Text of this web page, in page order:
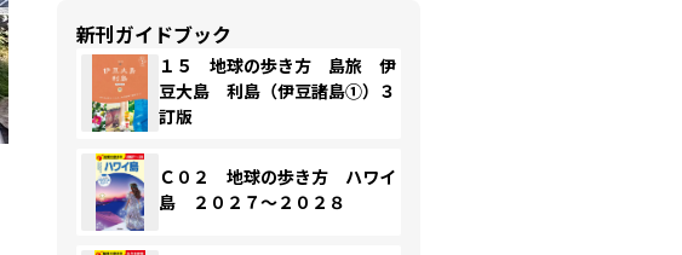
新刊ガイドブック
１５ 地球の歩き方 島旅 伊
豆大島 利島（伊豆諸島①）３
訂版
Ｃ０２ 地球の歩き方 ハワイ
島 ２０２７～２０２８